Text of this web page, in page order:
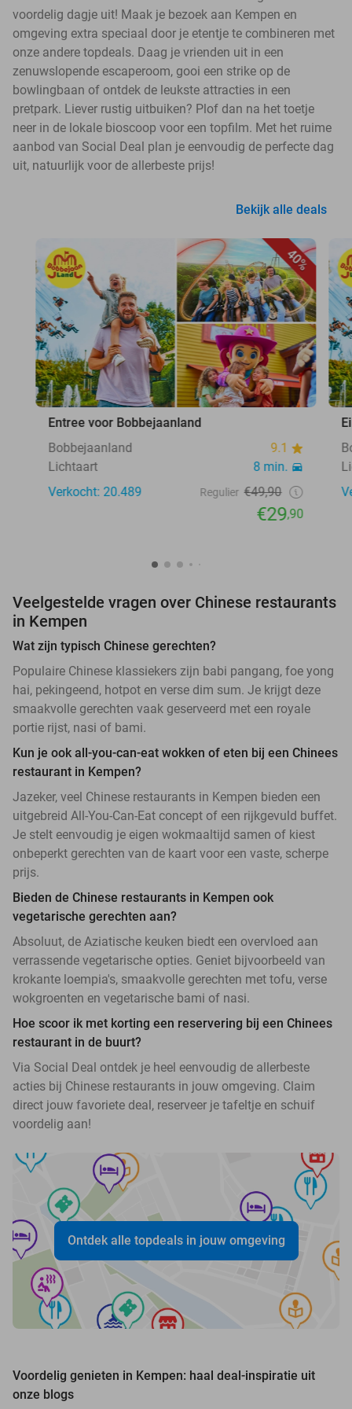
voordelig dagje uit! Maak je bezoek aan Kempen en
omgeving extra speciaal door je etentje te combineren met
onze andere topdeals. Daag je vrienden uit in een
zenuwslopende escaperoom, gooi een strike op de
bowlingbaan of ontdek de leukste attracties in een
pretpark. Liever rustig uitbuiken? Plof dan na het toetje
neer in de lokale bioscoop voor een topfilm. Met het ruime
aanbod van Social Deal plan je eenvoudig de perfecte dag
uit, natuurlijk voor de allerbeste prijs!
Bekijk alle deals
40%
Entree voor Bobbejaanland
Bobbejaanland
9.1
Lichtaart
8 min.
Verkocht: 20.489
Regulier €49,90
€29,90
Veelgestelde vragen over Chinese restaurants
in Kempen
Wat zijn typisch Chinese gerechten?
Populaire Chinese klassiekers zijn babi pangang, foe yong
hai, pekingeend, hotpot en verse dim sum. Je krijgt deze
smaakvolle gerechten vaak geserveerd met een royale
portie rijst, nasi of bami.
Kun je ook all-you-can-eat wokken of eten bij een Chinees
restaurant in Kempen?
Jazeker, veel Chinese restaurants in Kempen bieden een
uitgebreid All-You-Can-Eat concept of een rijkgevuld buffet.
Je stelt eenvoudig je eigen wokmaaltijd samen of kiest
onbeperkt gerechten van de kaart voor een vaste, scherpe
prijs.
Bieden de Chinese restaurants in Kempen ook
vegetarische gerechten aan?
Absoluut, de Aziatische keuken biedt een overvloed aan
verrassende vegetarische opties. Geniet bijvoorbeeld van
krokante loempia's, smaakvolle gerechten met tofu, verse
wokgroenten en vegetarische bami of nasi.
Hoe scoor ik met korting een reservering bij een Chinees
restaurant in de buurt?
Via Social Deal ontdek je heel eenvoudig de allerbeste
acties bij Chinese restaurants in jouw omgeving. Claim
direct jouw favoriete deal, reserveer je tafeltje en schuif
voordelig aan!
Ontdek alle topdeals in jouw omgeving
Voordelig genieten in Kempen: haal deal-inspiratie uit
onze blogs